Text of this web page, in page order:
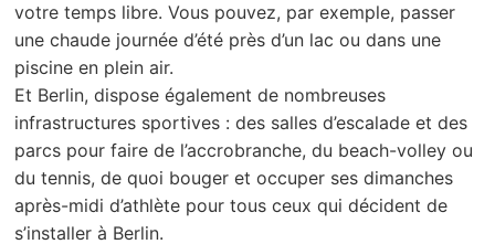
votre temps libre. Vous pouvez, par exemple, passer
une chaude journée d’été près d’un lac ou dans une
piscine en plein air.
Et Berlin, dispose également de nombreuses
infrastructures sportives : des salles d’escalade et des
parcs pour faire de l’accrobranche, du beach-volley ou
du tennis, de quoi bouger et occuper ses dimanches
après-midi d’athlète pour tous ceux qui décident de
s’installer à Berlin.